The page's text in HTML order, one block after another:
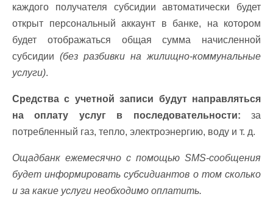
каждого получателя субсидии автоматически будет
открыт персональный аккаунт в банке, на котором
будет отображаться общая сумма начисленной
субсидии (без разбивки на жилищно-коммунальные
услуги).
Средства с учетной записи будут направляться
на оплату услуг в последовательности: за
потребленный газ, тепло, электроэнергию, воду и т. д.
Ощадбанк ежемесячно с помощью SMS-сообщения
будет информировать субсидиантов о том сколько
и за какие услуги необходимо оплатить.